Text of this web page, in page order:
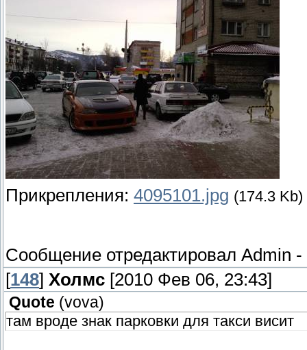
Прикрепления: 4095101.jpg (174.3 Kb)
Сообщение отредактировал Admin -
[148] Холмс [2010 Фев 06, 23:43]
Quote (vova)
там вроде знак парковки для такси висит